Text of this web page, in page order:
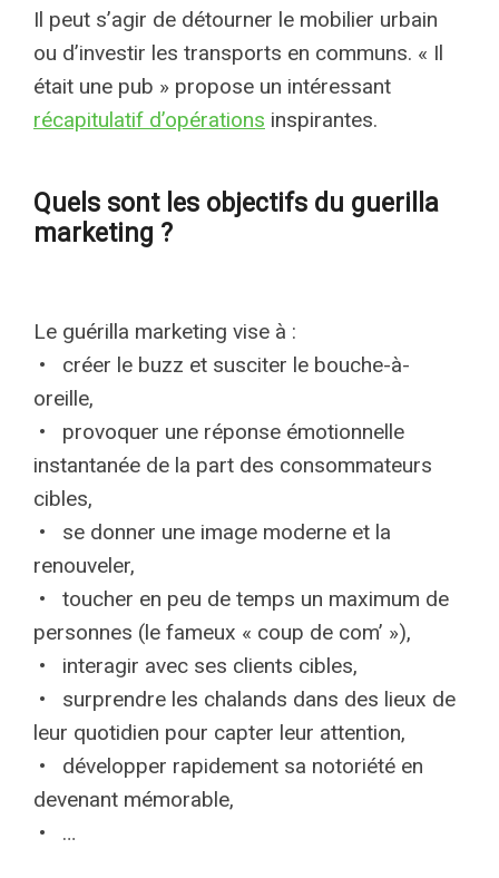
Il peut s’agir de détourner le mobilier urbain
ou d’investir les transports en communs. « Il
était une pub » propose un intéressant
récapitulatif d’opérations inspirantes.
Quels sont les objectifs du guerilla
marketing ?
Le guérilla marketing vise à :
• créer le buzz et susciter le bouche-à-
oreille,
• provoquer une réponse émotionnelle
instantanée de la part des consommateurs
cibles,
• se donner une image moderne et la
renouveler,
• toucher en peu de temps un maximum de
personnes (le fameux « coup de com’ »),
• interagir avec ses clients cibles,
• surprendre les chalands dans des lieux de
leur quotidien pour capter leur attention,
• développer rapidement sa notoriété en
devenant mémorable,
• …